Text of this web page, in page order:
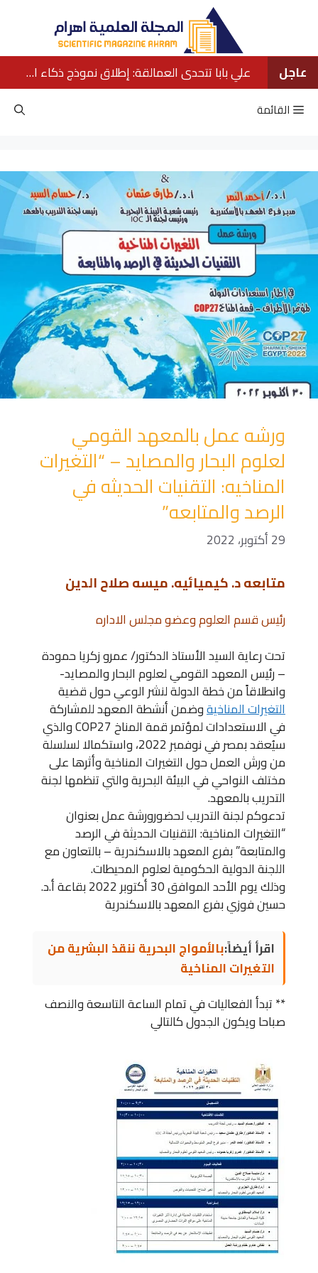
عاجل
علي بابا تتحدى العمالقة: إطلاق نموذج ذكاء اصطناعي ينافس كبار الشركات الأمريكية
القائمة
ورشه عمل بالمعهد القومي
لعلوم البحار والمصايد – “التغيرات
المناخيه: التقنيات الحديثه في
الرصد والمتابعه”
29 أكتوبر، 2022
متابعه د. كيميائيه. ميسه صلاح الدين
رئيس قسم العلوم وعضو مجلس الاداره
تحت رعاية السيد الأستاذ الدكتور/ عمرو زكريا حمودة
– رئيس المعهد القومي لعلوم البحار والمصايد-
وانطلاقاً من خطة الدولة لنشر الوعي حول قضية
التغيرات المناخيةوضمن أنشطة المعهد للمشاركة
في الاستعدادات لمؤتمر قمة المناخ COP27 والذي
سيُعقد بمصر في نوفمبر 2022، واستكمالا لسلسلة
من ورش العمل حول التغيرات المناخية وأثرها على
مختلف النواحي في البيئة البحرية والتي تنظمها لجنة
التدريب بالمعهد.
تدعوكم لجنة التدريب لحضورورشة عمل بعنوان
“التغيرات المناخية: التقنيات الحديثة في الرصد
والمتابعة” بفرع المعهد بالاسكندرية – بالتعاون مع
اللجنة الدولية الحكومية لعلوم المحيطات.
وذلك يوم الأحد الموافق 30 أكتوبر 2022 بقاعة أ.د.
حسين فوزي بفرع المعهد بالاسكندرية
اقرأ أيضاً:بالأمواج البحرية ننقذ البشرية من
التغيرات المناخية
** تبدأ الفعاليات في تمام الساعة التاسعة والنصف
صباحا ويكون الجدول كالتالي